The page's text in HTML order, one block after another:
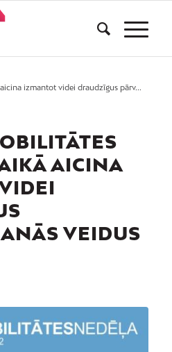
izmantot videi draudzīgus pārv...
AICINA
VEIDUS